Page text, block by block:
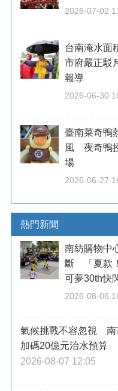
2026-07-02
台南淹水
市府嚴正駁
報導
2026-06-30
臺南菜奇鴨
風 夜奇鴨
場
2026-06-27
熱門新聞
南紡購物中
斷 「夏款
可夢30th快
2026-08-06
氣候挑戰不容忽視 南
加碼20億元治水預算
2026-08-07 12:05